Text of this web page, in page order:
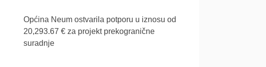
Općina Neum ostvarila potporu u iznosu od
20,293.67 € za projekt prekogranične
suradnje